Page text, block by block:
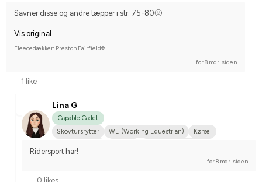
Savner disse og andre tæpper i str. 75-80🙁
Vis original
Fleecedækken Preston Fairfield®
for 8 mdr. siden
1 like
Lina G
Capable Cadet
Skovtursrytter
WE (Working Equestrian)
Kørsel
Nej, jeg starter ikke stævner
Ridersport har!
for 8 mdr. siden